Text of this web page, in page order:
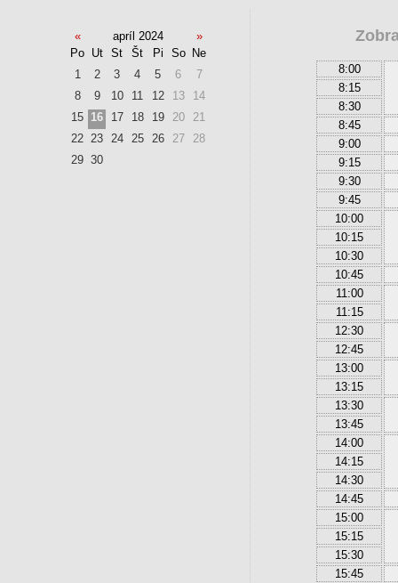
8:00
8:15
8:30
8:45
9:00
9:15
9:30
9:45
10:00
10:15
10:30
10:45
11:00
11:15
12:30
12:45
13:00
13:15
13:30
13:45
14:00
14:15
14:30
14:45
15:00
15:15
15:30
15:45
« apríl 2024
»
Po Ut St Št Pi So
Ne
1
2 3 4 5 6
7
8
9 10 11 12 13
14
15 16 17 18 19 20
21
22 23 24 25 26 27
28
29 30